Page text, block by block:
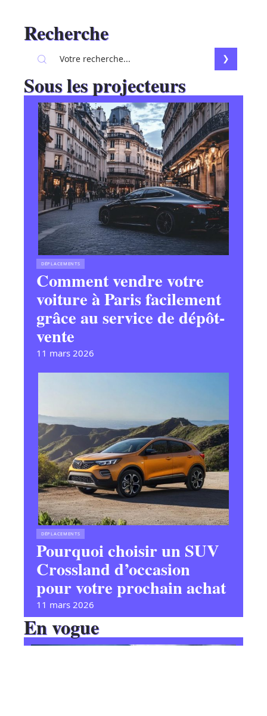
Recherche
Sous les projecteurs
DÉPLACEMENTS
Comment vendre votre
voiture à Paris facilement
grâce au service de dépôt-
vente
11 mars 2026
DÉPLACEMENTS
Pourquoi choisir un SUV
Crossland d’occasion
pour votre prochain achat
11 mars 2026
En vogue